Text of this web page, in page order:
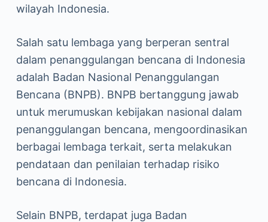
wilayah Indonesia.
Salah satu lembaga yang berperan sentral
dalam penanggulangan bencana di Indonesia
adalah Badan Nasional Penanggulangan
Bencana (BNPB). BNPB bertanggung jawab
untuk merumuskan kebijakan nasional dalam
penanggulangan bencana, mengoordinasikan
berbagai lembaga terkait, serta melakukan
pendataan dan penilaian terhadap risiko
bencana di Indonesia.
Selain BNPB, terdapat juga Badan